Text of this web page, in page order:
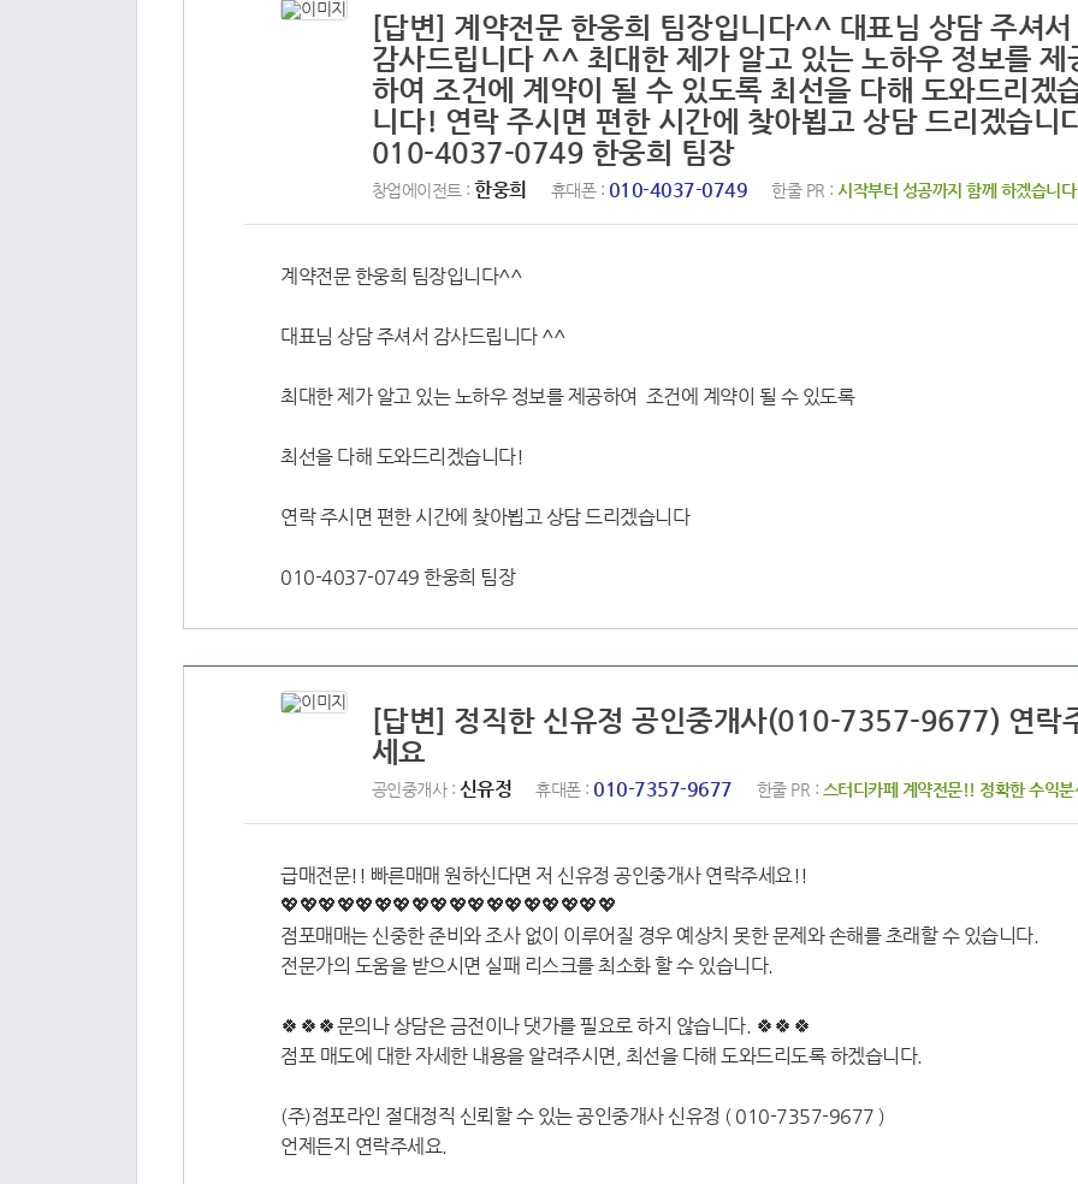
[답변] 계약전문 한웅희 팀장입니다^^ 대표님 상담 주셔서
감사드립니다 ^^ 최대한 제가 알고 있는 노하우 정보를 제
하여 조건에 계약이 될 수 있도록 최선을 다해 도와드리겠
니다! 연락 주시면 편한 시간에 찾아뵙고 상담 드리겠습니
010-4037-0749 한웅희 팀장
창업에이전트 : 한웅희 휴대폰 : 010-4037-0749 한줄 PR : 시작부터 성공까지 함께 하겠습니다
계약전문 한웅희 팀장입니다^^
대표님 상담 주셔서 감사드립니다 ^^
최대한 제가 알고 있는 노하우 정보를 제공하여 조건에 계약이 될 수 있도록
최선을 다해 도와드리겠습니다!
연락 주시면 편한 시간에 찾아뵙고 상담 드리겠습니다
010-4037-0749 한웅희 팀장
[답변] 정직한 신유정 공인중개사(010-7357-9677) 연락
세요
공인중개사 : 신유정 휴대폰 : 010-7357-9677 한줄 PR : 스터디카페 계약전문!! 정확한 수익
급매전문!! 빠른매매 원하신다면 저 신유정 공인중개사 연락주세요!!
💖💖💖💖💖💖💖💖💖💖💖💖💖💖💖💖💖💖
점포매매는 신중한 준비와 조사 없이 이루어질 경우 예상치 못한 문제와 손해를 초래할 수 있습니다.
전문가의 도움을 받으시면 실패 리스크를 최소화 할 수 있습니다.
🍀🍀🍀문의나 상담은 금전이나 댓가를 필요로 하지 않습니다. 🍀🍀🍀
점포 매도에 대한 자세한 내용을 알려주시면, 최선을 다해 도와드리도록 하겠습니다.
(주)점포라인 절대정직 신뢰할 수 있는 공인중개사 신유정 ( 010-7357-9677 )
언제든지 연락주세요.